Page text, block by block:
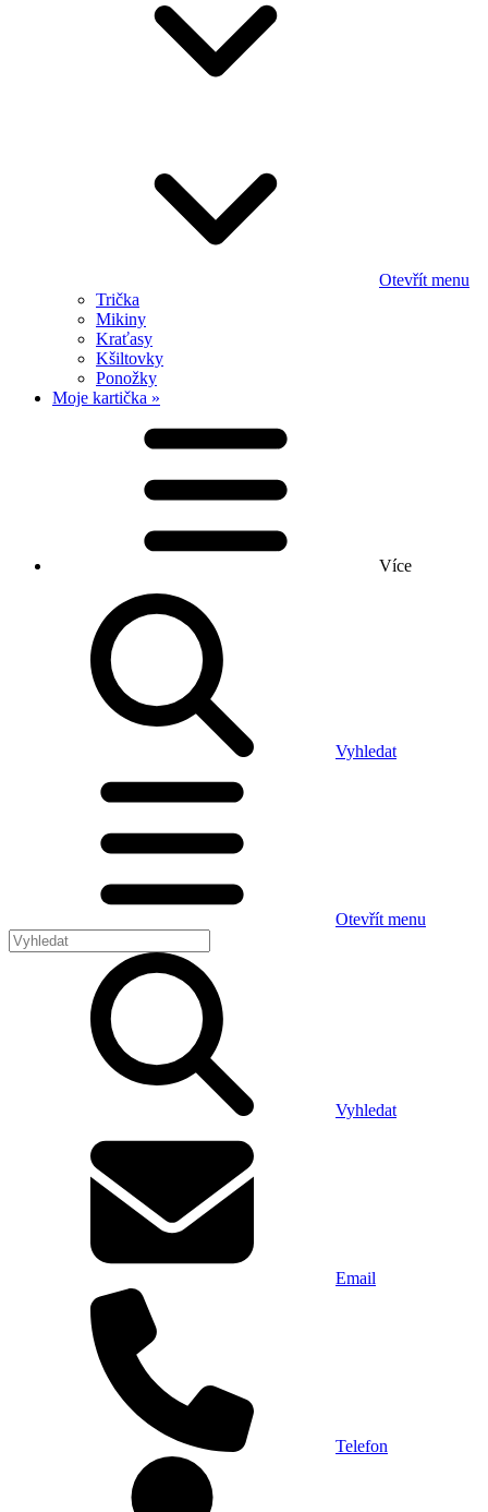
Otevřít menu
Trička
Mikiny
Kraťasy
Kšiltovky
Ponožky
Moje kartička »
Více
Vyhledat
Otevřít menu
Vyhledat
Email
Telefon